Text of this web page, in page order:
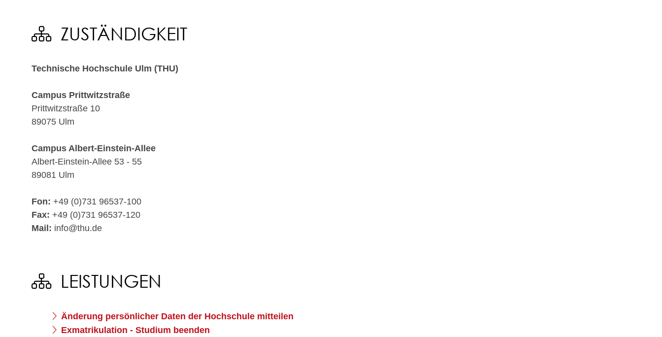
ZUSTÄNDIGKEIT
Technische Hochschule Ulm (THU)
Campus Prittwitzstraße
Prittwitzstraße 10
89075 Ulm
Campus Albert-Einstein-Allee
Albert-Einstein-Allee 53 - 55
89081 Ulm
Fon: +49 (0)731 96537-100
Fax: +49 (0)731 96537-120
Mail: info@thu.de
LEISTUNGEN
Änderung persönlicher Daten der Hochschule mitteilen
Exmatrikulation - Studium beenden